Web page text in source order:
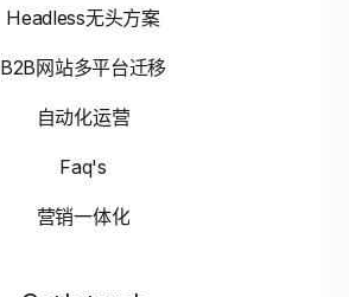
Headless无头方案
B2B网站多平台迁移
自动化运营
Faq's
营销一体化